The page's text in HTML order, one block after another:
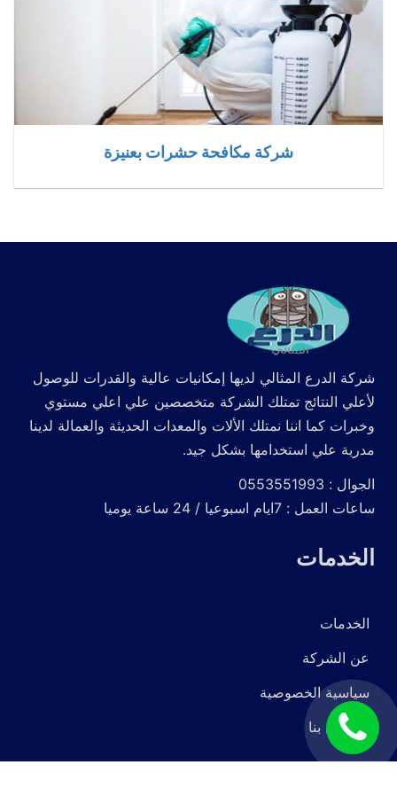
شركة مكافحة حشرات بعنيزة
شركة الدرع المثالي لديها إمكانيات عالية والقدرات للوصول
لأعلي النتائج تمتلك الشركة متخصصين علي اعلي مستوي
وخبرات كما اننا نمتلك الألات والمعدات الحديثة والعمالة لدينا
مدربة علي استخدامها بشكل جيد.
الجوال : 0553551993
ساعات العمل : 7ايام اسبوعيا / 24 ساعة يوميا
الخدمات
الخدمات
عن الشركة
سياسية الخصوصية
للاتصال بنااتصل